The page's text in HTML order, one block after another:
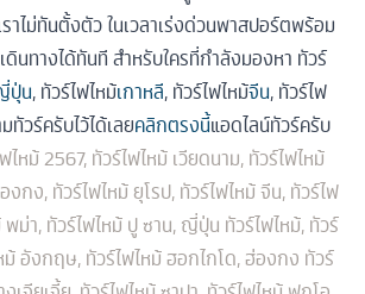
ราไม่ทันตั้งตัว ในเวลาเร่งด่วนพาสปอร์ตพร้อม
นทางได้ทันที สำหรับใครที่กำลังมองหา ทัวร์
ปุ่น, ทัวร์ไฟไหม้เกาหลี, ทัวร์ไฟไหม้จีน, ทัวร์ไฟ
วร์ครับไว้ได้เลยคลิกตรงนี้แอดไลน์ทัวร์ครับ
ไหม้ 2567, ทัวร์ไฟไหม้ เวียดนาม, ทัวร์ไฟไหม้
งกง, ทัวร์ไฟไหม้ ยุโรป, ทัวร์ไฟไหม้ จีน, ทัวร์ไฟ
พม่า, ทัวร์ไฟไหม้ ปู ซาน, ญี่ปุ่น ทัวร์ไฟไหม้, ทัวร์
ม้ อังกฤษ, ทัวร์ไฟไหม้ ฮอกไกโด, ฮ่องกง ทัวร์